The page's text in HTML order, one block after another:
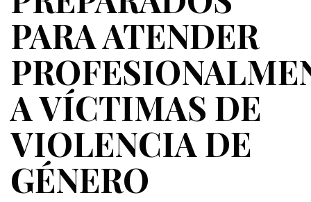
PARA ATENDER
A VÍCTIMAS DE
VIOLENCIA DE
GÉNERO